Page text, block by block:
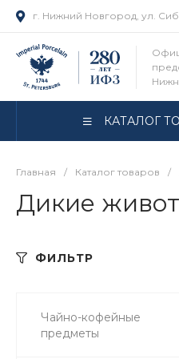
г. Нижний Новгород, ул.
КАТАЛОГ
Главная / Каталог товаров /
Дикие
ФИЛЬТР
Чайно-кофейные
предметы